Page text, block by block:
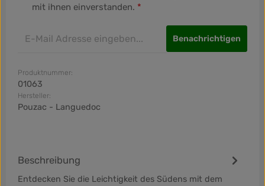
mit ihnen einverstanden. *
Benachrichtigen
Produktnummer:
01063
Hersteller:
Pouzac - Languedoc
Beschreibung
Entdecken Sie die Leichtigkeit des Südens mit dem